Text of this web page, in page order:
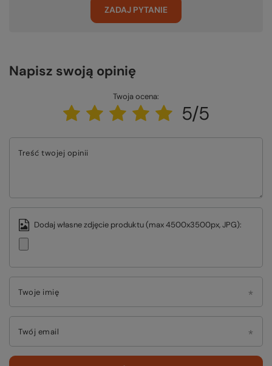
ZADAJ PYTANIE
Napisz swoją opinię
Twoja ocena:
5/5
Treść twojej opinii
Dodaj własne zdjęcie produktu (max 4500x3500px, JPG):
Twoje imię
Twój email